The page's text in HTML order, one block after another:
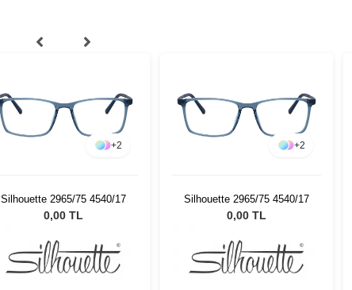
+2
Silhouette 2965/75 4540/17
0,00 TL
+2
Silhouette 2965/75 4540/17
0,00 TL